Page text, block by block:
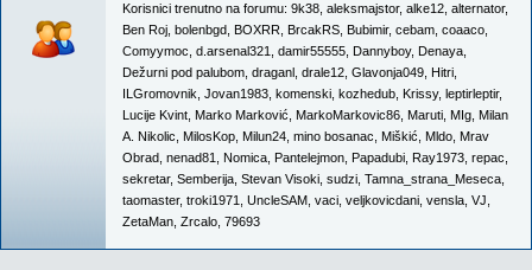
Korisnici trenutno na forumu: 9k38 aleksmajstor, alke12 alternator,
Ben Roj bolenbgd BOXRR BrcakRS Bubimir, cebam coaaco
Comyymoc d.arsenal321 damir55555 Dannyboy, Denaya
Dežurni pod palubom draganl drale12 Glavonja049 Hitri
ILGromovnik Jovan1983 komenski kozhedub Krissy, leptirleptir,
Lucije Kvint Marko Marković MarkoMarkovic86 Maruti MIg Milan
A. Nikolic MilosKop Milun24 mino bosanac Miškić Mldo Mrav
Obrad nenad81 Nomica Pantelejmon Papadubi Ray1973 repac
sekretar, Semberija Stevan Visoki sudzi Tamna_strana_Meseca
taomaster, troki1971 UncleSAM vaci veljkovicdani vensla VJ
ZetaMan Zrcalo 79693